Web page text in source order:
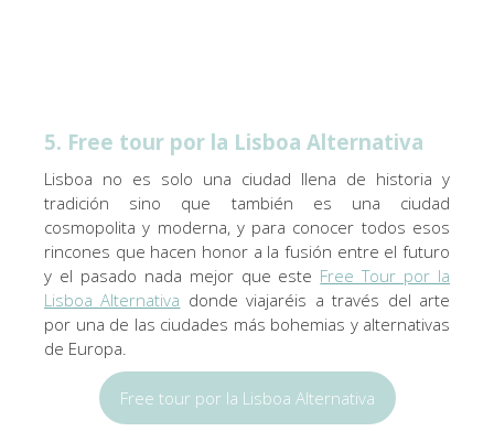
5. Free tour por la Lisboa Alternativa
Lisboa no es solo una ciudad llena de historia y
tradición sino que también es una ciudad
cosmopolita y moderna, y para conocer todos esos
rincones que hacen honor a la fusión entre el futuro
y el pasado nada mejor que este Free Tour por la
Lisboa Alternativa donde viajaréis a través del arte
por una de las ciudades más bohemias y alternativas
de Europa.
Free tour por la Lisboa Alternativa